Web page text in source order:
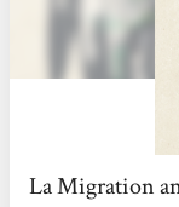
La Migration